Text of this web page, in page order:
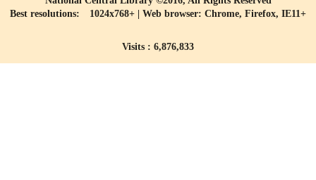
Best resolutions: 1024x768+ | Web browser: Chrome, Firefox, IE11+
Visits : 6,876,833